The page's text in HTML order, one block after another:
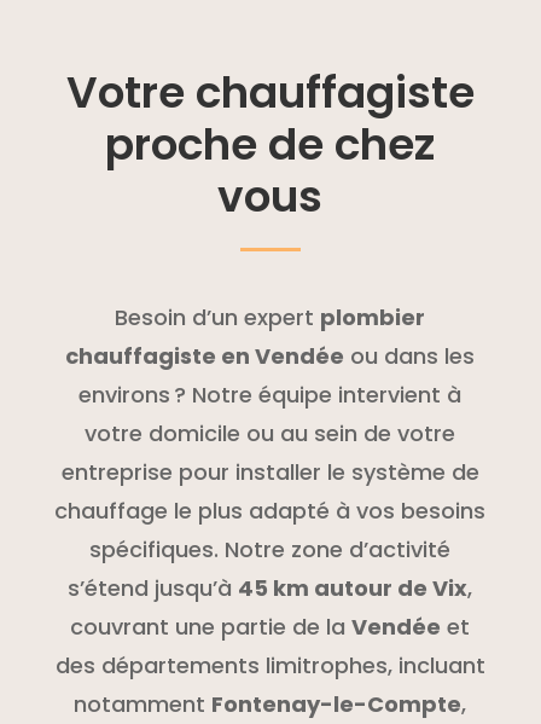
Votre chauffagiste
proche de chez
vous
Besoin d’un expert plombier
chauffagiste en Vendée ou dans les
environs ? Notre équipe intervient à
votre domicile ou au sein de votre
entreprise pour installer le système de
chauffage le plus adapté à vos besoins
spécifiques. Notre zone d’activité
s’étend jusqu’à 45 km autour de Vix,
couvrant une partie de laVendée et
des départements limitrophes, incluant
notamment Fontenay-le-Compte,